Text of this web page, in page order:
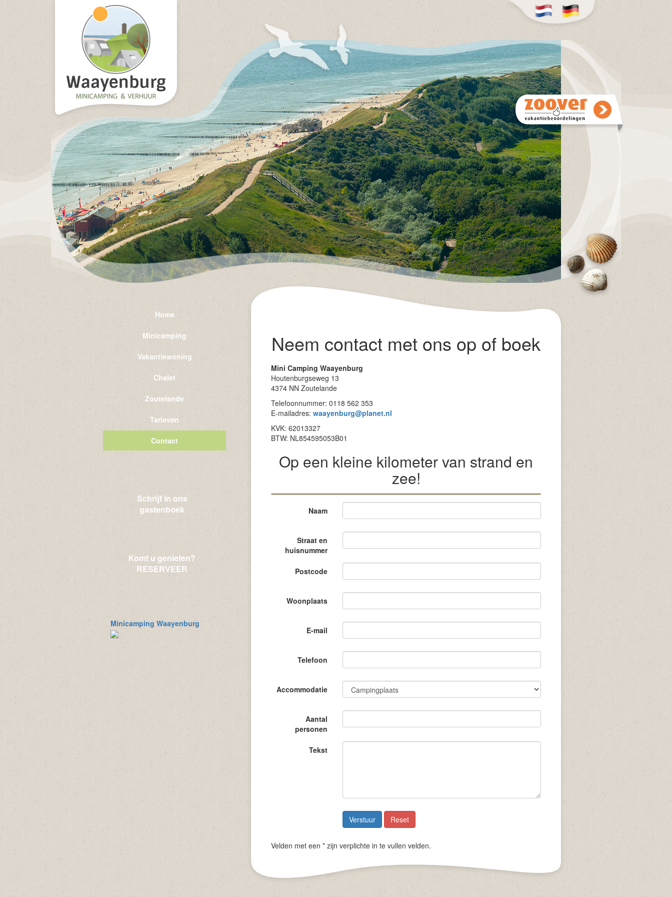
Neem contact met ons op of boek
Mini Camping Waayenburg
Houtenburgseweg 13
4374 NN Zoutelande
Telefoonnummer: 0118 562 353
E-mailadres: waayenburg@planet.nl
KVK: 62013327
BTW: NL854595053B01
Op een kleine kilometer van strand en
zee!
Naam
Straat en
huisnummer
Postcode
Woonplaats
E-mail
Telefoon
Accommodatie
Aantal
personen
Tekst
Verstuur Reset
Velden met een * zijn verplichte in te vullen velden.
Home
Minicamping
Vakantiewoning
Chalet
Zoutelande
Tarieven
Contact
Schrijf in ons
gastenboek
Komt u genieten?
RESERVEER
Minicamping Waayenburg